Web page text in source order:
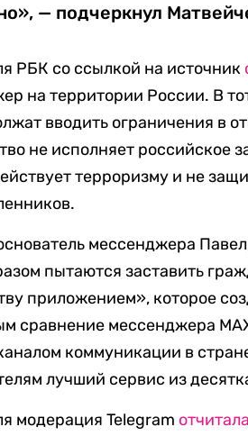
— подчеркнул
РБК со ссылкой на источник
на территории России. В
вводить ограничения в
не исполняет российское
терроризму и не
мессенджера
пытаются заставить
приложением», которое
сравнение мессенджера
коммуникации в
лучший сервис из
модерация Telegram